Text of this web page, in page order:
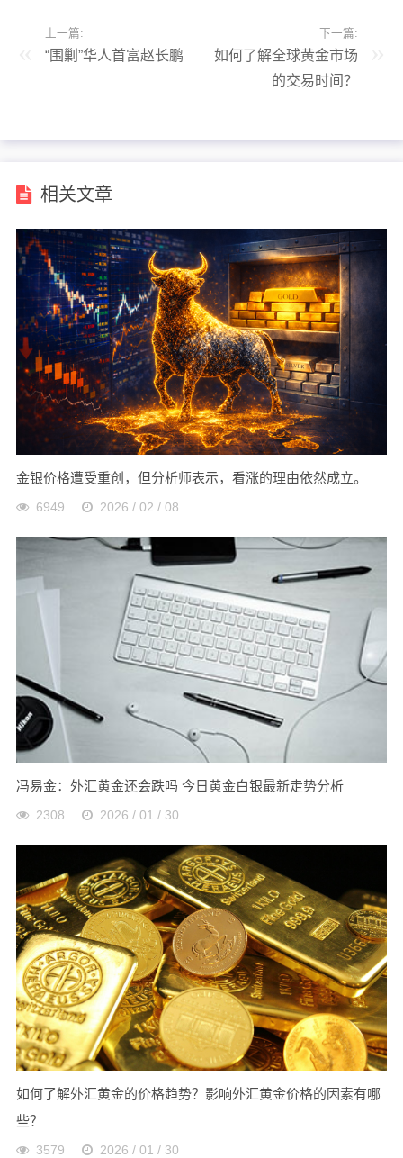
上一篇:
“围剿”华人首富赵长鹏
下一篇:
如何了解全球黄金市场
的交易时间？
相关文章
金银价格遭受重创，但分析师表示，看涨的理由依然成立。
6949 2026 / 02 / 08
冯易金：外汇黄金还会跌吗 今日黄金白银最新走势分析
2308 2026 / 01 / 30
如何了解外汇黄金的价格趋势？影响外汇黄金价格的因素有哪
些？
3579 2026 / 01 / 30